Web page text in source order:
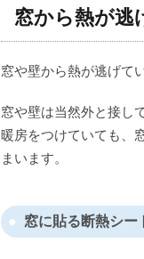
窓から熱が逃
窓や壁から熱が逃げて
窓や壁は当然外と接し
暖房をつけていても、
まいます。
窓に貼る断熱シー